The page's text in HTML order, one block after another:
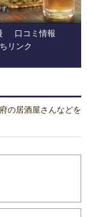
口コミ情報
リンク
の居酒屋さんなどを